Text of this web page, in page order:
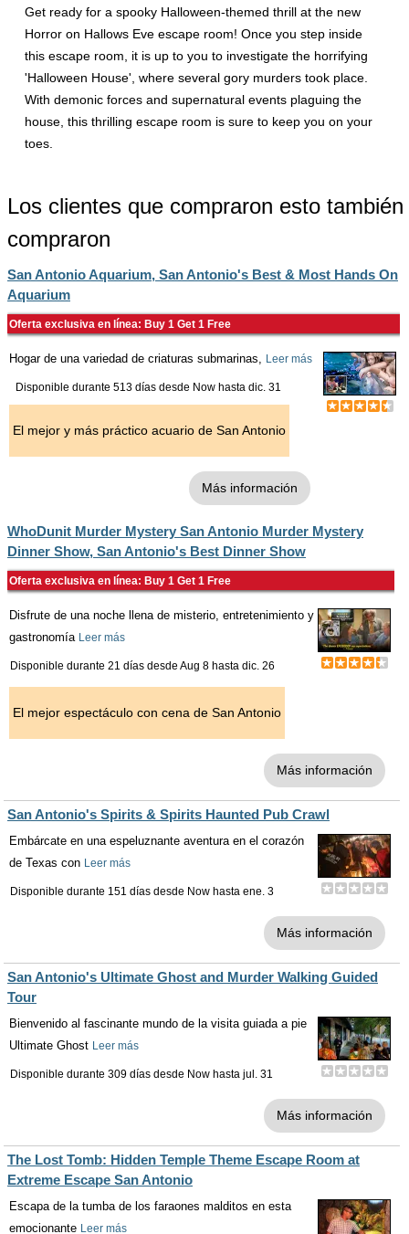
Get ready for a spooky Halloween-themed thrill at the new
Horror on Hallows Eve escape room! Once you step inside
this escape room, it is up to you to investigate the horrifying
'Halloween House', where several gory murders took place.
With demonic forces and supernatural events plaguing the
house, this thrilling escape room is sure to keep you on your
toes.
Los clientes que compraron esto también
compraron
San Antonio Aquarium, San Antonio's Best & Most Hands On
Aquarium
Oferta exclusiva en línea: Buy 1 Get 1 Free
Hogar de una variedad de criaturas submarinas, Leer más
Disponible durante 513 días desde Now hasta dic. 31
El mejor y más práctico acuario de San Antonio
Más información
WhoDunit Murder Mystery San Antonio Murder Mystery
Dinner Show, San Antonio's Best Dinner Show
Oferta exclusiva en línea: Buy 1 Get 1 Free
Disfrute de una noche llena de misterio, entretenimiento y
gastronomía Leer más
Disponible durante 21 días desde Aug 8 hasta dic. 26
El mejor espectáculo con cena de San Antonio
Más información
San Antonio's Spirits & Spirits Haunted Pub Crawl
Embárcate en una espeluznante aventura en el corazón
de Texas con Leer más
Disponible durante 151 días desde Now hasta ene. 3
Más información
San Antonio's Ultimate Ghost and Murder Walking Guided
Tour
Bienvenido al fascinante mundo de la visita guiada a pie
Ultimate Ghost Leer más
Disponible durante 309 días desde Now hasta jul. 31
Más información
The Lost Tomb: Hidden Temple Theme Escape Room at
Extreme Escape San Antonio
Escapa de la tumba de los faraones malditos en esta
emocionante Leer más